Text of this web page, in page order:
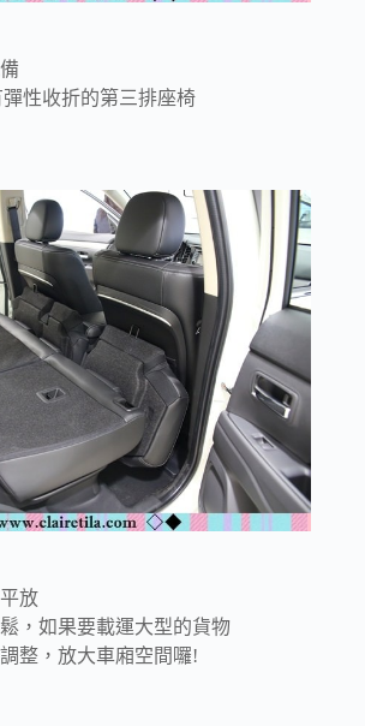
性收折的第三排座椅
放
，如果要載運大型的貨物
整，放大車廂空間囉!